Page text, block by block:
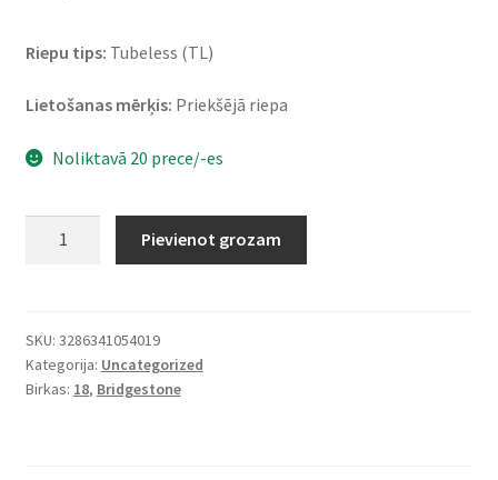
Riepu tips: Tubeless (TL)
Lietošanas mērķis: Priekšējā riepa
Noliktavā 20 prece/-es
ZR
18
(58W)
Pievienot grozam
SKU: 3286341054019
Kategorija: Uncategorized
Birkas: 18, Bridgestone